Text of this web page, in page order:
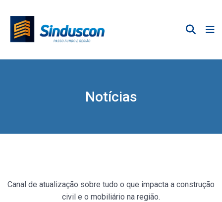
Notícias
Canal de atualização sobre tudo o que impacta a construção
civil e o mobiliário na região.